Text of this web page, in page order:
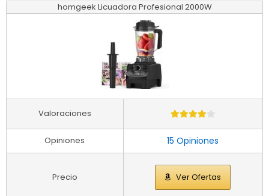
homgeek Licuadora Profesional 2000W
15 Opiniones
Ver Ofertas
Valoraciones
Opiniones
Precio